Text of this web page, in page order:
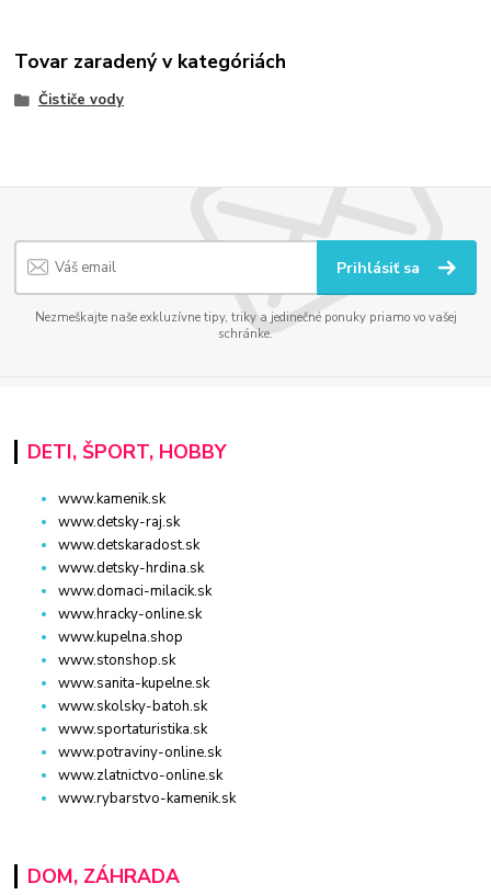
Tovar zaradený v kategóriách
Čističe vody
Prihlásiť sa
Nezmeškajte naše exkluzívne tipy, triky a jedinečné ponuky priamo vo vašej
schránke.
DETI, ŠPORT, HOBBY
www.kamenik.sk
www.detsky-raj.sk
www.detskaradost.sk
www.detsky-hrdina.sk
www.domaci-milacik.sk
www.hracky-online.sk
www.kupelna.shop
www.stonshop.sk
www.sanita-kupelne.sk
www.skolsky-batoh.sk
www.sportaturistika.sk
www.potraviny-online.sk
www.zlatnictvo-online.sk
www.rybarstvo-kamenik.sk
DOM, ZÁHRADA